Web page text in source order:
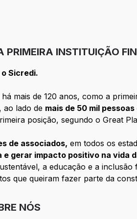
PRIMEIRA INSTITUIÇÃO
Sicredi.
mais de 120 anos, como a
ao lado de mais de 50 mil
posição, segundo o Great
de associados, em todos os
e gerar impacto positivo na vida
a educação e a inclusão
que queiram fazer parte da
NÓS